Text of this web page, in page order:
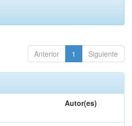
Anterior 1 Siguiente
Autor(es)